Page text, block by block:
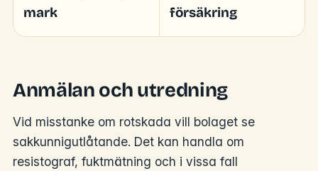
mark
försäkring
Anmälan och utredning
Vid misstanke om rotskada vill bolaget se
sakkunnigutlåtande. Det kan handla om
resistograf, fuktmätning och i vissa fall